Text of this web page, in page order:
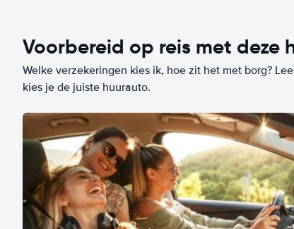
Voorbereid op reis met deze
Welke verzekeringen kies ik, hoe zit het met borg?
kies je de juiste huurauto.